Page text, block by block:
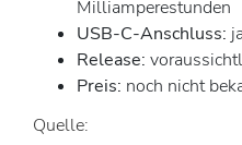
Milliamperestunden
USB-C-Anschluss: ja
Release:
Preis: noch nicht
Quelle: